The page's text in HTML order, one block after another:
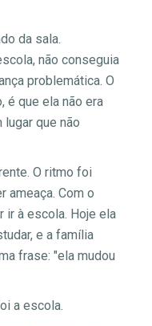
da sala.
não conseguia
problemática. O
é que ela não era
lugar que não
O ritmo foi
ameaça. Com o
ir à escola. Hoje ela
e a família
frase: "ela mudou
a escola.